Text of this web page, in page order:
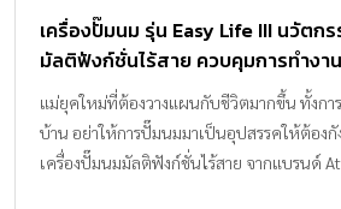
เครื่องปั๊มนม รุ่น Easy Life III นวัตก
มัลติฟังก์ชั่นไร้สาย ควบคุมการทำงา
ปั๊มเกลี้ยง ปั๊มสบายไม่ต้องใช้มือจับ!
แม่ยุคใหม่ที่ต้องวางแผนกับชีวิตมากขึ้น ทั้งกา
บ้าน อย่าให้การปั๊มนมมาเป็นอุปสรรคให้ต้อง
เครื่องปั๊มนมมัลติฟังก์ชั่นไร้สาย จากแบรนด์